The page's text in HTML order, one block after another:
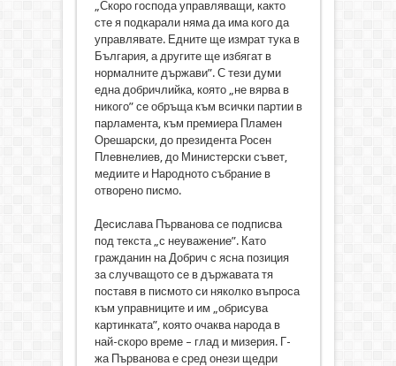
„Скоро господа управляващи, както
сте я подкарали няма да има кого да
управлявате. Едните ще измрат тука в
България, а другите ще избягат в
нормалните държави”. С тези думи
една добричлийка, която „не вярва в
никого” се обръща към всички партии в
парламента, към премиера Пламен
Орешарски, до президента Росен
Плевнелиев, до Министерски съвет,
медиите и Народното събрание в
отворено писмо.
Десислава Първанова се подписва
под текста „с неуважение”. Като
гражданин на Добрич с ясна позиция
за случващото се в държавата тя
поставя в писмото си няколко въпроса
към управниците и им „обрисува
картинката”, която очаква народа в
най-скоро време – глад и мизерия. Г-
жа Първанова е сред онези щедри